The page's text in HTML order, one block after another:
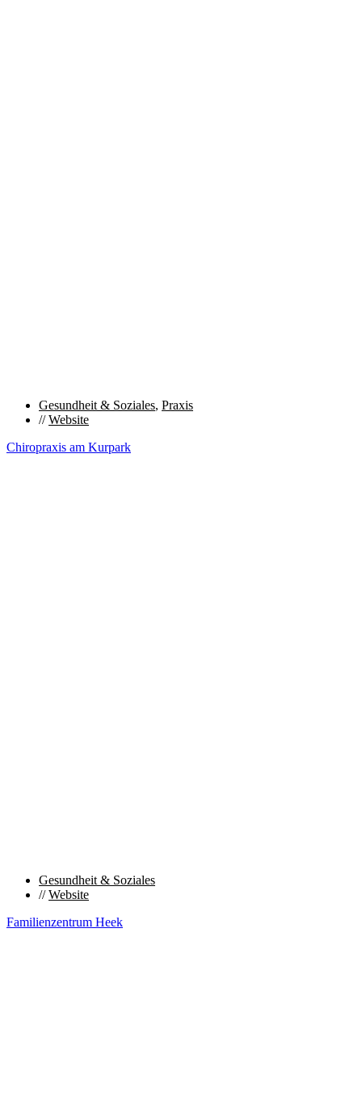
Gesundheit & Soziales, Praxis
// Website
Chiropraxis am Kurpark
Gesundheit & Soziales
// Website
Familienzentrum Heek